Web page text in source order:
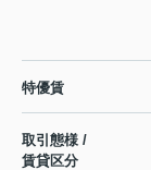
特優賃
取引態様 /
賃貸区分